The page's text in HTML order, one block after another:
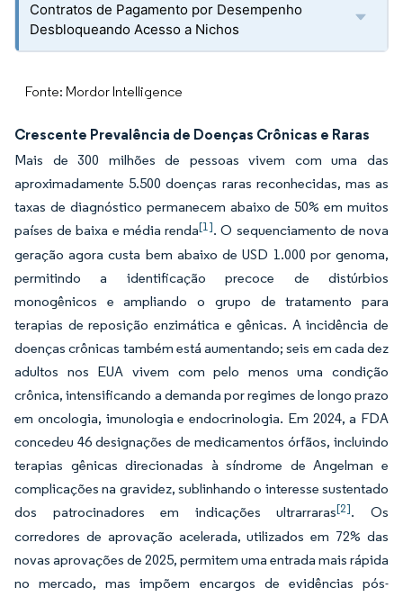
Contratos de Pagamento por Desempenho
Desbloqueando Acesso a Nichos
Fonte: Mordor Intelligence
Crescente Prevalência de Doenças Crônicas e Raras
Mais de 300 milhões de pessoas vivem com uma das
aproximadamente 5.500 doenças raras reconhecidas, mas as
taxas de diagnóstico permanecem abaixo de 50% em muitos
países de baixa e média renda[1]. O sequenciamento de nova
geração agora custa bem abaixo de USD 1.000 por genoma,
permitindo a identificação precoce de distúrbios
monogênicos e ampliando o grupo de tratamento para
terapias de reposição enzimática e gênicas. A incidência de
doenças crônicas também está aumentando; seis em cada dez
adultos nos EUA vivem com pelo menos uma condição
crônica, intensificando a demanda por regimes de longo prazo
em oncologia, imunologia e endocrinologia. Em 2024, a FDA
concedeu 46 designações de medicamentos órfãos, incluindo
terapias gênicas direcionadas à síndrome de Angelman e
complicações na gravidez, sublinhando o interesse sustentado
dos patrocinadores em indicações ultrarraras[2]. Os
corredores de aprovação acelerada, utilizados em 72% das
novas aprovações de 2025, permitem uma entrada mais rápida
no mercado, mas impõem encargos de evidências pós-